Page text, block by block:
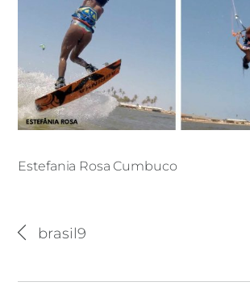
Estefania Rosa Cumbuco
brasil9